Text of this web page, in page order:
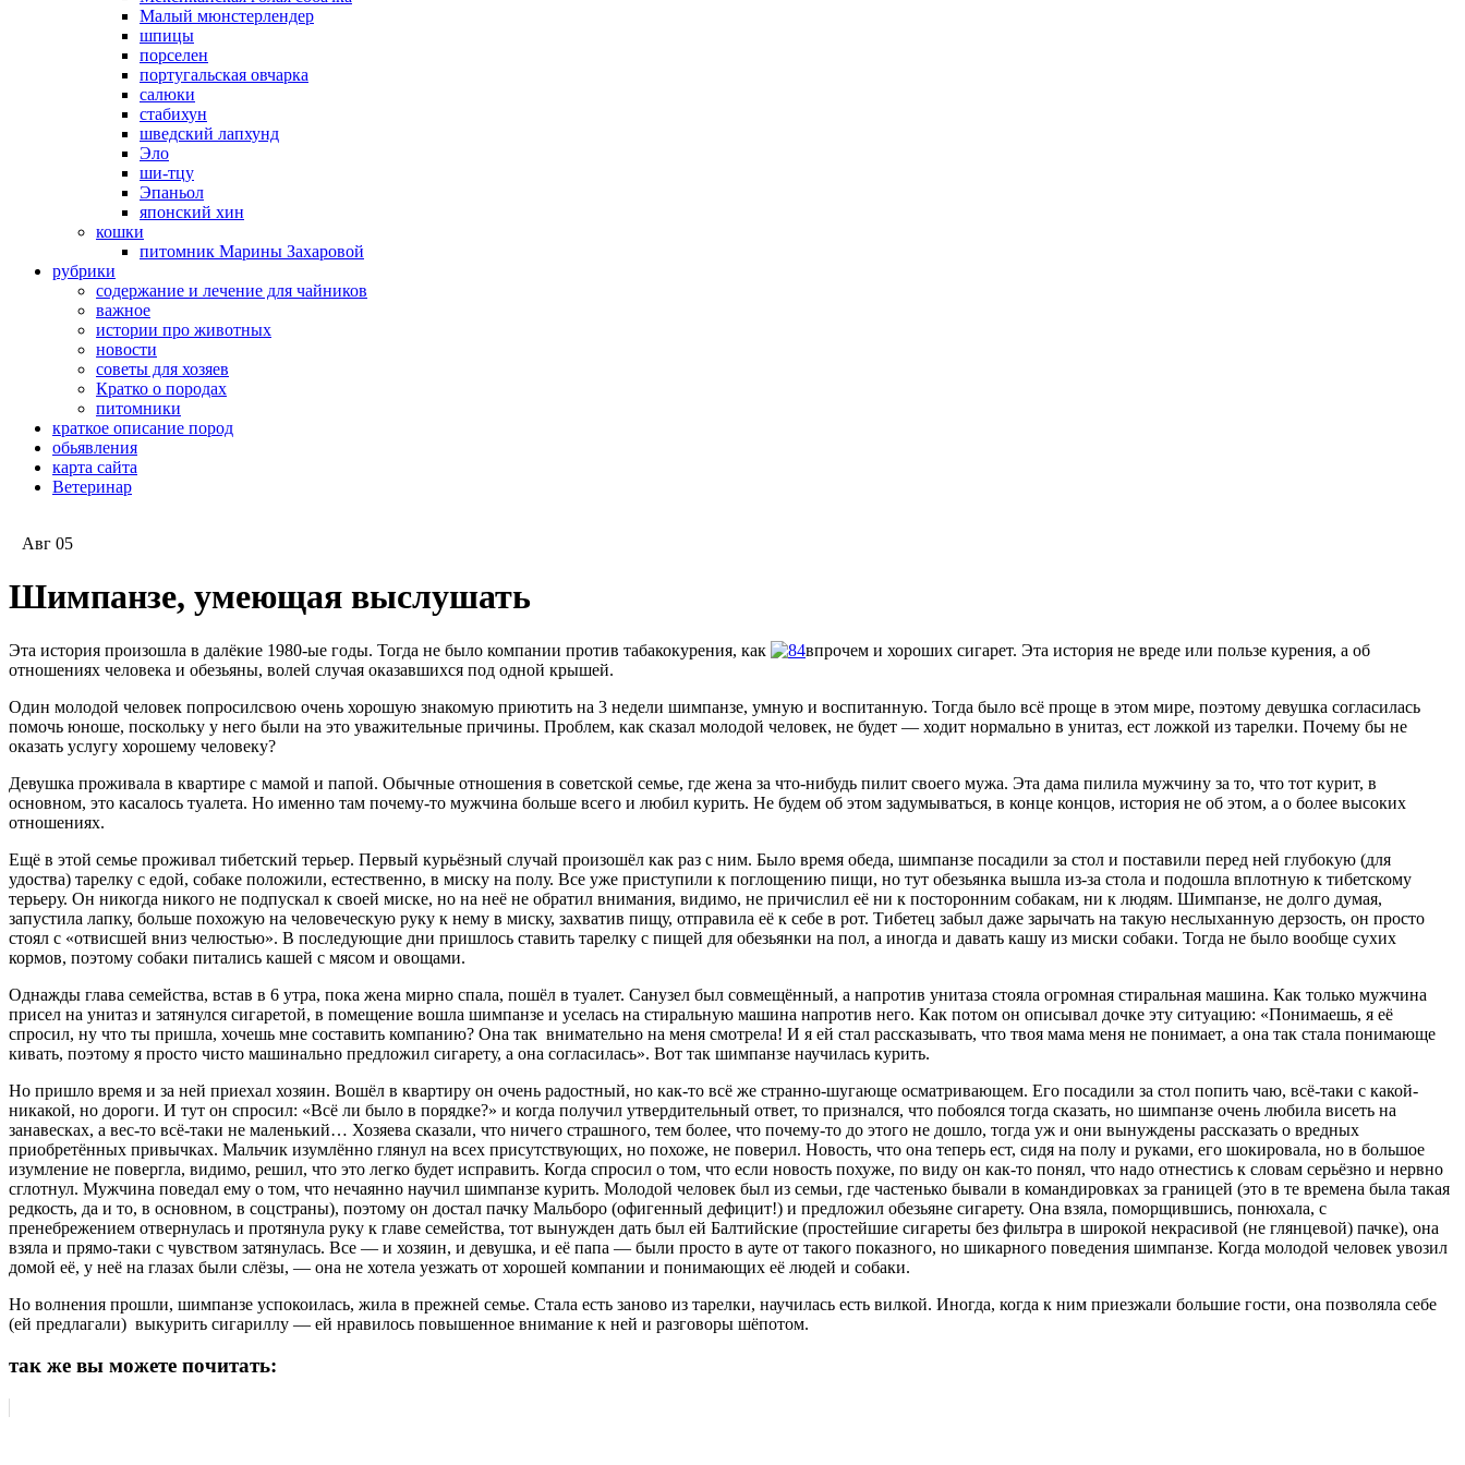
Малый мюнстерлендер
шпицы
порселен
португальская овчарка
салюки
стабихун
шведский лапхунд
Эло
ши-тцу
Эпаньол
японский хин
кошки
питомник Марины Захаровой
рубрики
cодержание и лечение для чайников
важное
истории про животных
новости
советы для хозяев
Кратко о породах
питомники
краткое описание пород
обьявления
карта сайта
Ветеринар
Авг 05
Шимпанзе, умеющая выслушать
Эта история произошла в далёкие 1980-ые годы. Тогда не было компании против табакокурения, как
впрочем и хороших сигарет. Эта история не вреде или пользе курения, а об
отношениях человека и обезьяны, волей случая оказавшихся под одной крышей.
Один молодой человек попросилсвою очень хорошую знакомую приютить на 3 недели шимпанзе, умную и воспитанную. Тогда было всё проще в этом мире, поэтому девушка согласилась
помочь юноше, поскольку у него были на это уважительные причины. Проблем, как сказал молодой человек, не будет — ходит нормально в унитаз, ест ложкой из тарелки. Почему бы не
оказать услугу хорошему человеку?
Девушка проживала в квартире с мамой и папой. Обычные отношения в советской семье, где жена за что-нибудь пилит своего мужа. Эта дама пилила мужчину за то, что тот курит, в
основном, это касалось туалета. Но именно там почему-то мужчина больше всего и любил курить. Не будем об этом задумываться, в конце концов, история не об этом, а о более высоких
отношениях.
Ещё в этой семье проживал тибетский терьер. Первый курьёзный случай произошёл как раз с ним. Было время обеда, шимпанзе посадили за стол и поставили перед ней глубокую (для
удоства) тарелку с едой, собаке положили, естественно, в миску на полу. Все уже приступили к поглощению пищи, но тут обезьянка вышла из-за стола и подошла вплотную к тибетскому
терьеру. Он никогда никого не подпускал к своей миске, но на неё не обратил внимания, видимо, не причислил её ни к посторонним собакам, ни к людям. Шимпанзе, не долго думая,
запустила лапку, больше похожую на человеческую руку к нему в миску, захватив пищу, отправила её к себе в рот. Тибетец забыл даже зарычать на такую неслыханную дерзость, он просто
стоял с «отвисшей вниз челюстью». В последующие дни пришлось ставить тарелку с пищей для обезьянки на пол, а иногда и давать кашу из миски собаки. Тогда не было вообще сухих
кормов, поэтому собаки питались кашей с мясом и овощами.
Однажды глава семейства, встав в 6 утра, пока жена мирно спала, пошёл в туалет. Санузел был совмещённый, а напротив унитаза стояла огромная стиральная машина. Как только мужчина
присел на унитаз и затянулся сигаретой, в помещение вошла шимпанзе и уселась на стиральную машина напротив него. Как потом он описывал дочке эту ситуацию: «Понимаешь, я её
спросил, ну что ты пришла, хочешь мне составить компанию? Она так внимательно на меня смотрела! И я ей стал рассказывать, что твоя мама меня не понимает, а она так стала понимающе
кивать, поэтому я просто чисто машинально предложил сигарету, а она согласилась». Вот так шимпанзе научилась курить.
Но пришло время и за ней приехал хозяин. Вошёл в квартиру он очень радостный, но как-то всё же странно-шугающе осматривающем. Его посадили за стол попить чаю, всё-таки с какой-
никакой, но дороги. И тут он спросил: «Всё ли было в порядке?» и когда получил утвердительный ответ, то признался, что побоялся тогда сказать, но шимпанзе очень любила висеть на
занавесках, а вес-то всё-таки не маленький… Хозяева сказали, что ничего страшного, тем более, что почему-то до этого не дошло, тогда уж и они вынуждены рассказать о вредных
приобретённых привычках. Мальчик изумлённо глянул на всех присутствующих, но похоже, не поверил. Новость, что она теперь ест, сидя на полу и руками, его шокировала, но в большое
изумление не повергла, видимо, решил, что это легко будет исправить. Когда спросил о том, что если новость похуже, по виду он как-то понял, что надо отнестись к словам серьёзно и нервно
сглотнул. Мужчина поведал ему о том, что нечаянно научил шимпанзе курить. Молодой человек был из семьи, где частенько бывали в командировках за границей (это в те времена была такая
редкость, да и то, в основном, в соцстраны), поэтому он достал пачку Мальборо (офигенный дефицит!) и предложил обезьяне сигарету. Она взяла, поморщившись, понюхала, с
пренебрежением отвернулась и протянула руку к главе семейства, тот вынужден дать был ей Балтийские (простейшие сигареты без фильтра в широкой некрасивой (не глянцевой) пачке), она
взяла и прямо-таки с чувством затянулась. Все — и хозяин, и девушка, и её папа — были просто в ауте от такого показного, но шикарного поведения шимпанзе. Когда молодой человек увозил
домой её, у неё на глазах были слёзы, — она не хотела уезжать от хорошей компании и понимающих её людей и собаки.
Но волнения прошли, шимпанзе успокоилась, жила в прежней семье. Стала есть заново из тарелки, научилась есть вилкой. Иногда, когда к ним приезжали большие гости, она позволяла себе
(ей предлагали) выкурить сигариллу — ей нравилось повышенное внимание к ней и разговоры шёпотом.
так же вы можете почитать: